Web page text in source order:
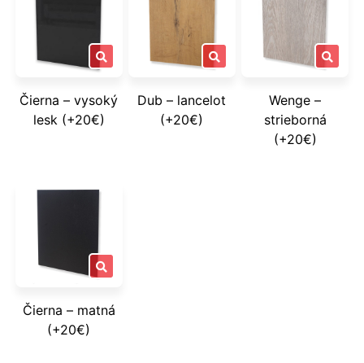
Čierna – vysoký
lesk (+20€)
Dub – lancelot
(+20€)
Wenge –
strieborná
(+20€)
Čierna – matná
(+20€)